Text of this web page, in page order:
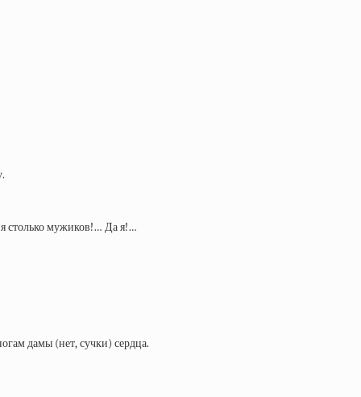
столько мужиков!… Да я!…
дамы (нет, сучки) сердца.